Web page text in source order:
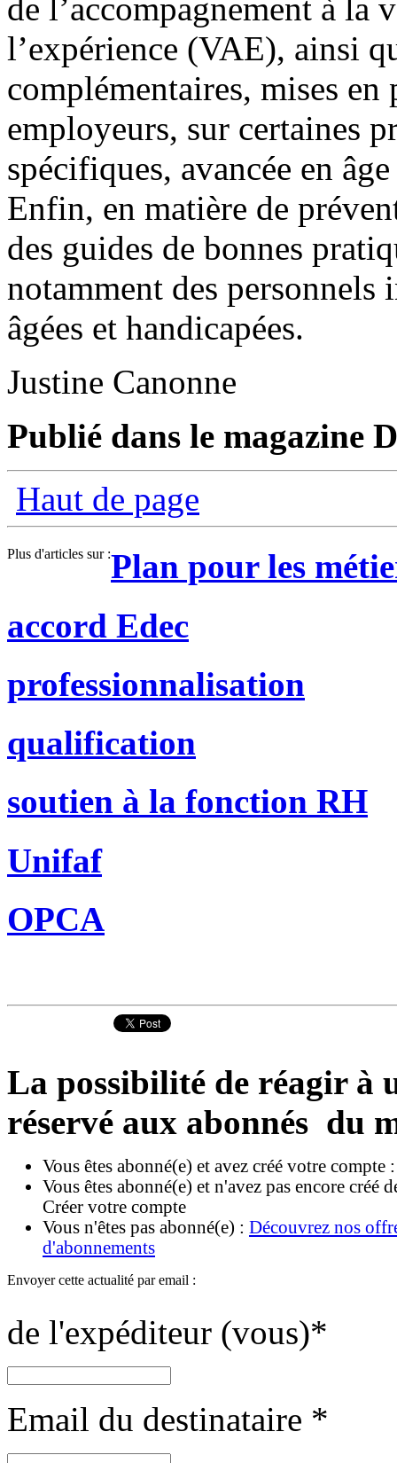
de l’accompagnement à la
l’expérience (VAE), ainsi
complémentaires, mises
employeurs, sur certaines
spécifiques, avancée en
Enfin, en matière de
des guides de bonnes
notamment des personnels
âgées et handicapées.
Justine Canonne
Publié dans le magazine
Haut de page
Plus d'articles sur :Plan pour les
accord Edec
professionnalisation
qualification
soutien à la fonction RH
Unifaf
OPCA
La possibilité de réagir à
réservé aux abonnés du
Vous êtes abonné(e) et avez créé votre compte
Vous êtes abonné(e) et n'avez pas encore créé
Créer votre compte
Vous n'êtes pas abonné(e) : Découvrez nos
d'abonnements
Envoyer cette actualité par email :
de l'expéditeur (vous)*
Email du destinataire *